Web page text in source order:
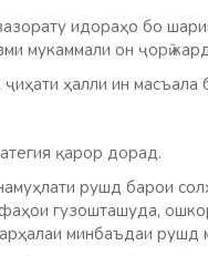
идораҳо бо
мукаммали он ҷорӣ
ҳалли ин
қарор дорад.
рушд барои
гузошташуда,
минбаъдаи